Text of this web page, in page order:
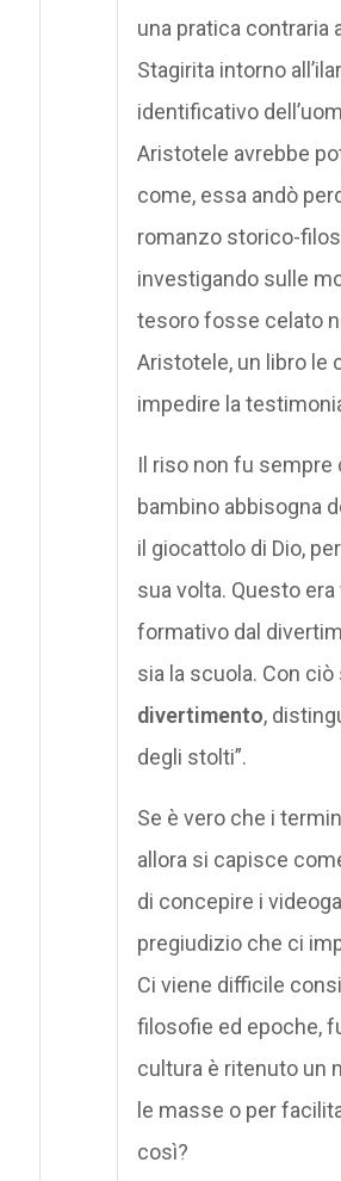
una pratica contraria
Stagirita intorno
identificativo
Aristotele avrebbe
come, essa andò
romanzo storico-
investigando sulle
tesoro fosse celato
Aristotele, un libro le
impedire la
Il riso non fu sempre
bambino abbisogna
il giocattolo di Dio,
sua volta. Questo
formativo dal
sia la scuola. Con
divertimento,
degli stolti”.
Se è vero che i
allora si capisce
di concepire i
pregiudizio che ci
Ci viene difficile
filosofie ed epoche,
cultura è ritenuto un
le masse o per
così?